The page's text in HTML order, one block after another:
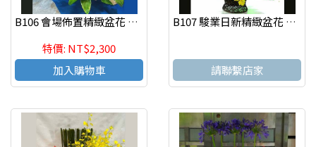
B106 會場佈置精緻盆花 慶祝榮陞、開幕喬遷、參展成功
特價: NT$2,300
加入購物車
B107 駿業日新精緻盆花 慶祝榮陞、開幕喬遷、參展成功
請聯繫店家